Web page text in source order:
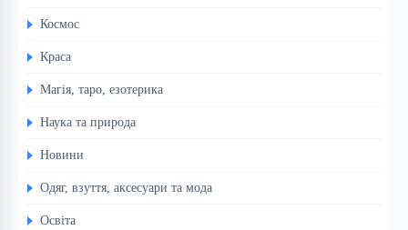
Космос
Краса
Магія, таро, езотерика
Наука та природа
Новини
Одяг, взуття, аксесуари та мода
Освіта